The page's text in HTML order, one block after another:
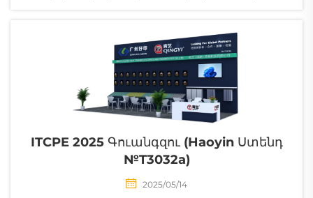
ITCPE 2025 Գուանգզու (Haoyin Ստենդ
№T3032a)
2025/05/14